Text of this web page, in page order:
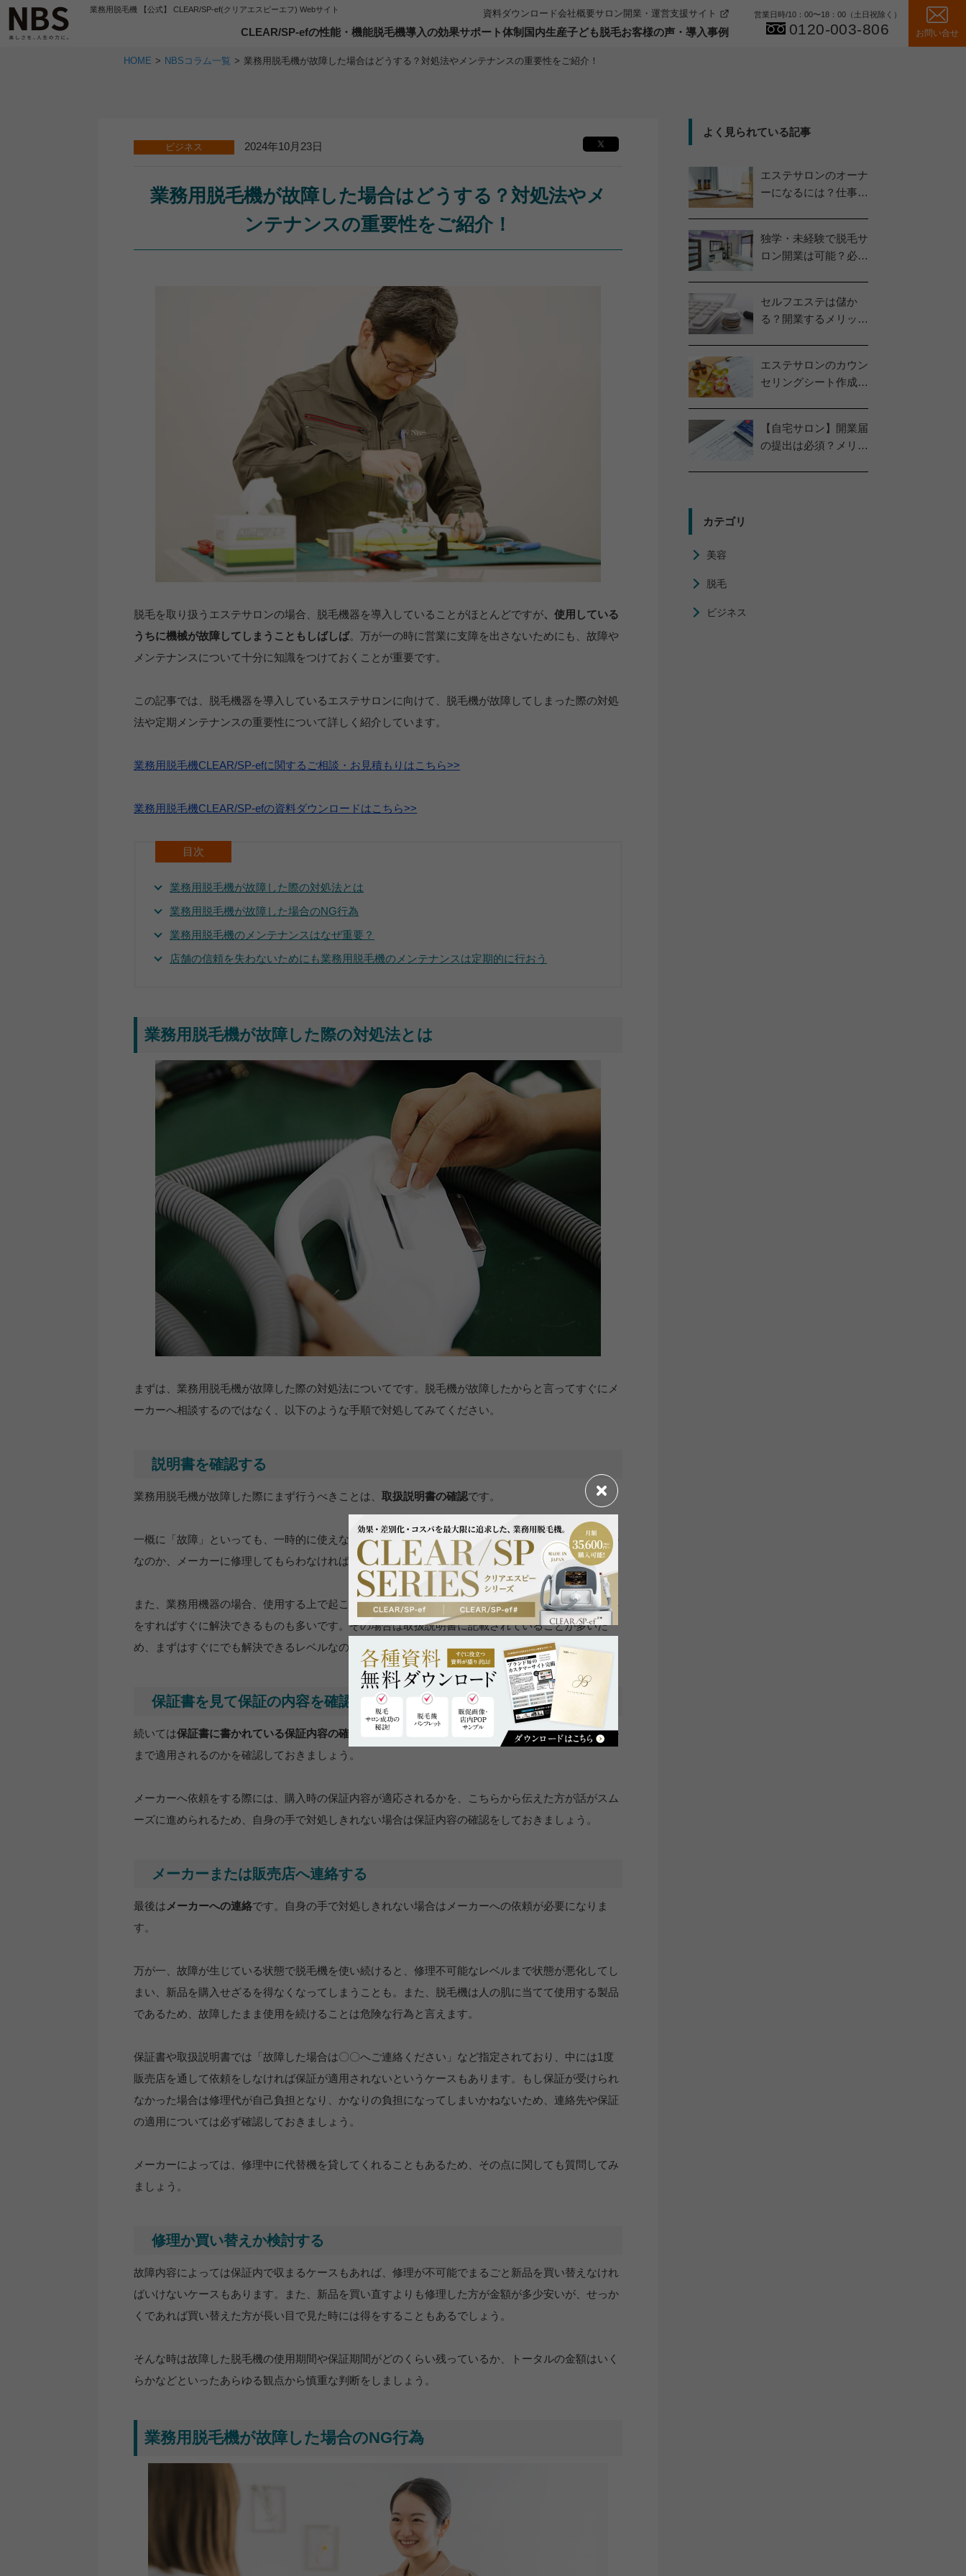
業務用脱毛機 【公式】 CLEAR/SP-ef(クリアエスピーエフ) Webサイト 資料ダウンロード会社概要サロン開業・運営支援サイト
CLEAR/SP-efの性能・機能
「抜ける光」THR脱毛方式 冷却性能について 私たちがお伝えしたいこと
脱毛機導入の効果
顧客満足度No.1に サロンの稼働率アップ 顧客層の拡大に貢献
サポート体制
導入後アフターサポート 購入者専用サイト 開業支援・経営サポート
国内生産
メンテナンスサポート 日本製パーツ使用
子ども脱毛
CLEAR/SP-ef# 子ども向け専用モード 3つの専用モード搭載
お客様の声・導入事例
営業日時/10：00〜18：00（土日祝除く）
0120-003-806 お問い合せ
HOME NBSコラム一覧 業務用脱毛機が故障した場合はどうする？対処法やメンテナンスの重要性をご紹介！
ビジネス 2024年10月23日
業務用脱毛機が故障した場合はどうする？対処法やメ
ンテナンスの重要性をご紹介！
脱毛を取り扱うエステサロンの場合、脱毛機器を導入していることがほとんどですが、使用している
うちに機械が故障してしまうこともしばしば。万が一の時に営業に支障を出さないためにも、故障や
メンテナンスについて十分に知識をつけておくことが重要です。
この記事では、脱毛機器を導入しているエステサロンに向けて、脱毛機が故障してしまった際の対処
法や定期メンテナンスの重要性について詳しく紹介しています。
業務用脱毛機CLEAR/SP-efに関するご相談・お見積もりはこちら>>
業務用脱毛機CLEAR/SP-efの資料ダウンロードはこちら>>
目次
業務用脱毛機が故障した際の対処法とは
業務用脱毛機が故障した場合のNG行為
業務用脱毛機のメンテナンスはなぜ重要？
店舗の信頼を失わないためにも業務用脱毛機のメンテナンスは定期的に行おう
業務用脱毛機が故障した際の対処法とは
まずは、業務用脱毛機が故障した際の対処法についてです。脱毛機が故障したからと言ってすぐにメ
ーカーへ相談するのではなく、以下のような手順で対処してみてください。
説明書を確認する
業務用脱毛機が故障した際にまず行うべきことは、取扱説明書の確認です。
一概に「故障」といっても、一時的に使えないだけであり一定の操作を行うことで対処できるレベル
なのか、メーカーに修理してもらわなければいけないレベルなのか異なります。
また、業務用機器の場合、使用する上で起こりやすい故障のケースは何パターンかあり、指定の対処
をすればすぐに解決できるものも多いです。その場合は取扱説明書に記載されていることが多いた
め、まずはすぐにでも解決できるレベルなのかを確認しましょう。
保証書を見て保証の内容を確認する
続いては保証書に書かれている保証内容の確認
です。メーカーへ依頼する前にまず保証がどのレベル
まで適用されるのかを確認しておきましょう。
メーカーへ依頼をする際には、購入時の保証内容が適応されるかを、こちらから伝えた方が話がスム
ーズに進められるため、自身の手で対処しきれない場合は保証内容の確認をしておきましょう。
メーカーまたは販売店へ連絡する
最後は メーカーへの連絡です。自身の手で対処しきれない場合はメーカーへの依頼が必要になりま
す。
万が一、故障が生じている状態で脱毛機を使い続けると、修理不可能なレベルまで状態が悪化してし
まい、新品を購入せざるを得なくなってしまうことも。また、脱毛機は人の肌に当てて使用する製品
であるため、故障したまま使用を続けることは危険な行為と言えます。
保証書や取扱説明書では「故障した場合は〇〇へご連絡ください」など指定されており、中には1度
販売店を通して依頼をしなければ保証が適用されないというケースもあります。もし保証が受けられ
なかった場合は修理代が自己負担となり、かなりの負担になってしまいかねないため、連絡先や保証
の適用については必ず確認しておきましょう。
メーカーによっては、修理中に代替機を貸してくれることもあるため、その点に関しても質問してみ
ましょう。
修理か買い替えか検討する
故障内容によっては保証内で収まるケースもあれば、修理が不可能でまるごと新品を買い替えなけれ
ばいけないケースもあります。また、新品を買い直すよりも修理した方が金額が多少安いが、せっか
くであれば買い替えた方が長い目で見た時には得をすることもあるでしょう。
そんな時は故障した脱毛機の使用期間や保証期間がどのくらい残っているか、トータルの金額はいく
らかなどといったあらゆる観点から慎重な判断をしましょう。
業務用脱毛機が故障した場合のNG行為
よく見られている記事
エステサロンのオーナ
ーになるには？仕事内
独学・未経験で脱毛サ
ロン開業は可能？必要
セルフエステは儲か
る？開業するメリット
エステサロンのカウン
セリングシート作成の
【自宅サロン】開業届
の提出は必須？メリッ
カテゴリ
美容
脱毛
ビジネス